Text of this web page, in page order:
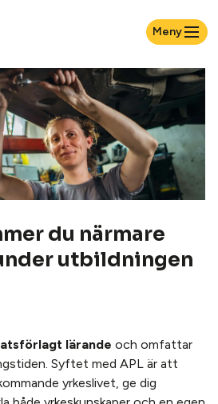
Meny
du närmare
utbildningen
lärande och omfattar
Syftet med APL är att
yrkeslivet, ge dig